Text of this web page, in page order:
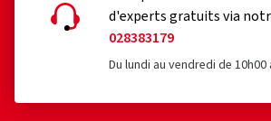
d'experts gratuits via
028383179
Du lundi au vendredi de 10h00